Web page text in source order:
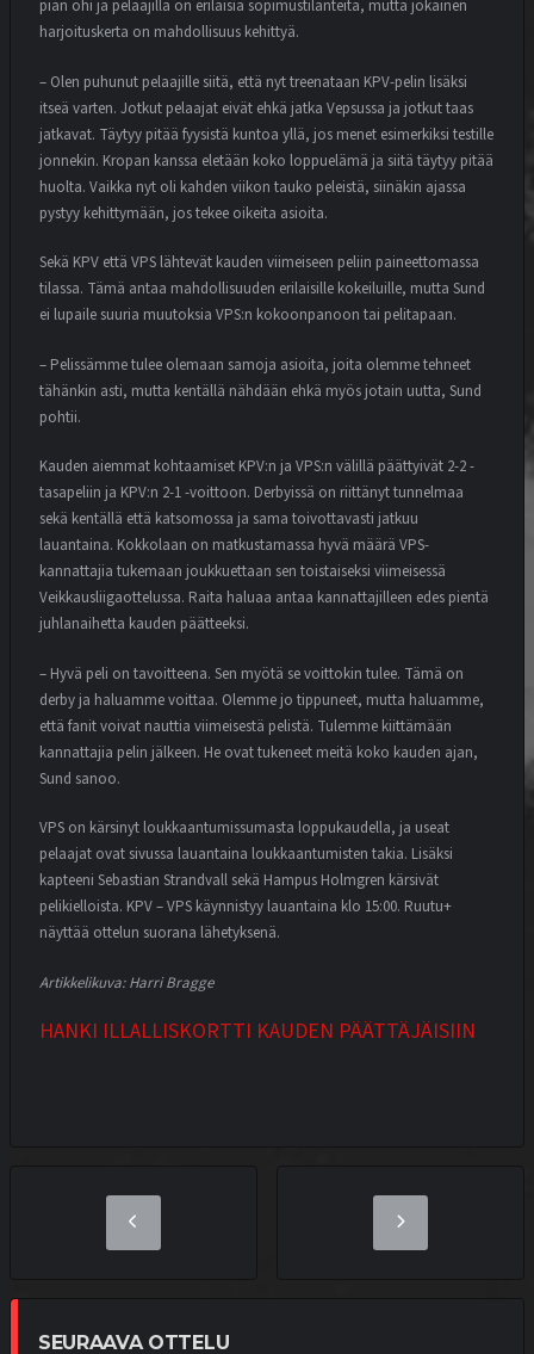
pian ohi ja pelaajilla on erilaisia sopimustilanteita, mutta jokainen
harjoituskerta on mahdollisuus kehittyä.
– Olen puhunut pelaajille siitä, että nyt treenataan KPV-pelin lisäksi
itseä varten. Jotkut pelaajat eivät ehkä jatka Vepsussa ja jotkut taas
jatkavat. Täytyy pitää fyysistä kuntoa yllä, jos menet esimerkiksi testille
jonnekin. Kropan kanssa eletään koko loppuelämä ja siitä täytyy pitää
huolta. Vaikka nyt oli kahden viikon tauko peleistä, siinäkin ajassa
pystyy kehittymään, jos tekee oikeita asioita.
Sekä KPV että VPS lähtevät kauden viimeiseen peliin paineettomassa
tilassa. Tämä antaa mahdollisuuden erilaisille kokeiluille, mutta Sund
ei lupaile suuria muutoksia VPS:n kokoonpanoon tai pelitapaan.
– Pelissämme tulee olemaan samoja asioita, joita olemme tehneet
tähänkin asti, mutta kentällä nähdään ehkä myös jotain uutta, Sund
pohtii.
Kauden aiemmat kohtaamiset KPV:n ja VPS:n välillä päättyivät 2-2 -
tasapeliin ja KPV:n 2-1 -voittoon. Derbyissä on riittänyt tunnelmaa
sekä kentällä että katsomossa ja sama toivottavasti jatkuu
lauantaina. Kokkolaan on matkustamassa hyvä määrä VPS-
kannattajia tukemaan joukkuettaan sen toistaiseksi viimeisessä
Veikkausliigaottelussa. Raita haluaa antaa kannattajilleen edes pientä
juhlanaihetta kauden päätteeksi.
– Hyvä peli on tavoitteena. Sen myötä se voittokin tulee. Tämä on
derby ja haluamme voittaa. Olemme jo tippuneet, mutta haluamme,
että fanit voivat nauttia viimeisestä pelistä. Tulemme kiittämään
kannattajia pelin jälkeen. He ovat tukeneet meitä koko kauden ajan,
Sund sanoo.
VPS on kärsinyt loukkaantumissumasta loppukaudella, ja useat
pelaajat ovat sivussa lauantaina loukkaantumisten takia. Lisäksi
kapteeni Sebastian Strandvall sekä Hampus Holmgren kärsivät
pelikielloista. KPV – VPS käynnistyy lauantaina klo 15:00. Ruutu+
näyttää ottelun suorana lähetyksenä.
Artikkelikuva: Harri Bragge
HANKI ILLALLISKORTTI KAUDEN PÄÄTTÄJÄISIIN
SEURAAVA OTTELU